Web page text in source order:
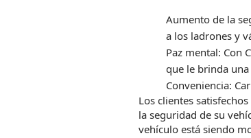
Aumento de la
a los ladrones y
Paz mental: Con
que le brinda
Conveniencia:
Los clientes
la seguridad de su
vehículo está siendo